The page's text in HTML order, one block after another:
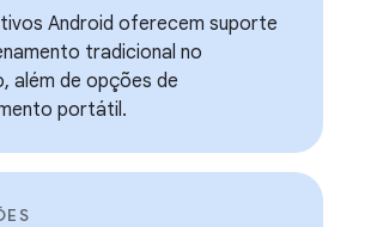
Android oferecem suporte
tradicional no
além de opções de
portátil.